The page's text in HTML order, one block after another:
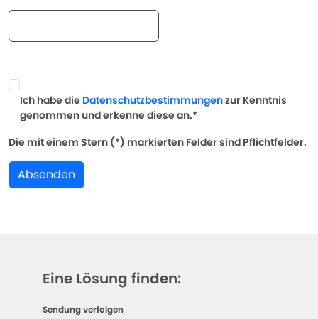
Ich habe die Datenschutzbestimmungenzur Kenntnis
genommen und erkenne diese an.*
Die mit einem Stern (*) markierten Felder sind Pflichtfelder.
Absenden
Eine Lösung finden:
Sendung verfolgen